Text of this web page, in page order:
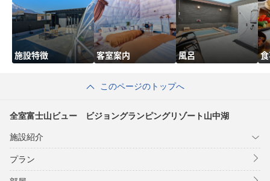
施設特徴 客室案内 風呂
このページのトップへ
全室富士山ビュー ビジョングランピングリゾート山中湖
施設紹介
プラン